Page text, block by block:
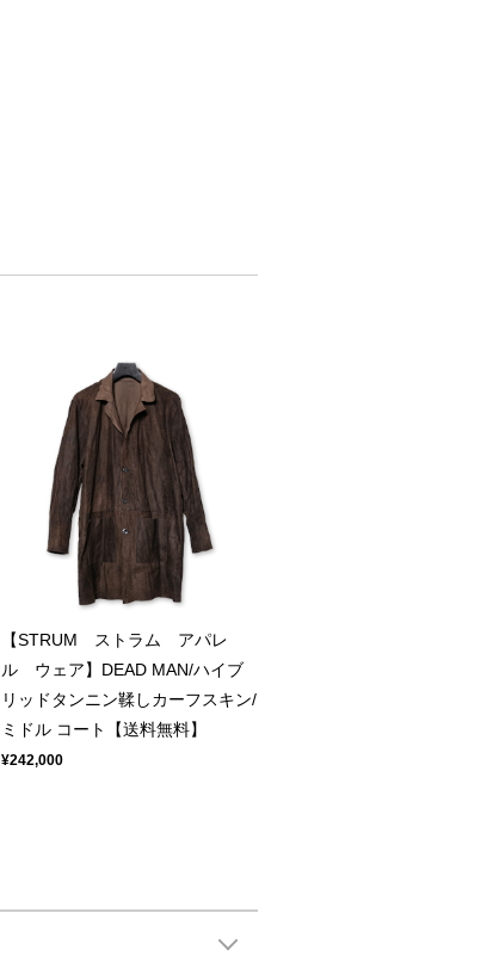
【STRUM ストラム アパレ
ル ウェア】DEAD MAN/ハイブ
リッドタンニン鞣しカーフスキン/
ミドル コート【送料無料】
¥242,000